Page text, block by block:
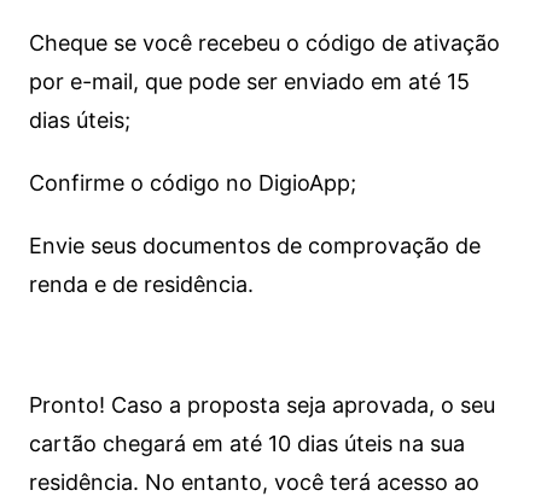
Cheque se você recebeu o código de ativação
por e-mail, que pode ser enviado em até 15
dias úteis;
Confirme o código no DigioApp;
Envie seus documentos de comprovação de
renda e de residência.
Pronto! Caso a proposta seja aprovada, o seu
cartão chegará em até 10 dias úteis na sua
residência. No entanto, você terá acesso ao